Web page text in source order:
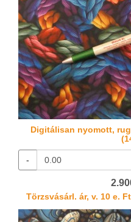
Digitálisan nyomott,
-
Törzsvásárl. ár, v. 10 e.